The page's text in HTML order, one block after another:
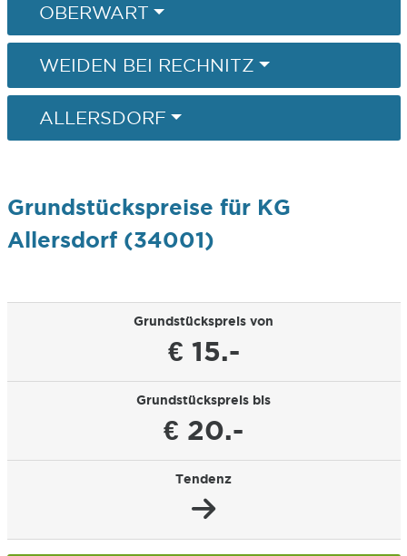
OBERWART
WEIDEN BEI RECHNITZ
ALLERSDORF
Grundstückspreise für KG
Allersdorf (34001)
Grundstückspreis von
€ 15.-
Grundstückspreis bis
€ 20.-
Tendenz